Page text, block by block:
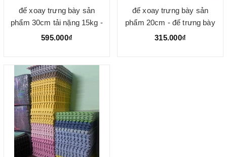
đế xoay trưng bày sản
phẩm 30cm tải nặng 15kg -
đế xoay trưng bày sản
595.000₫
đế xoay trưng bày sản
phẩm 20cm - đế trưng bày
sản phẩm
315.000₫